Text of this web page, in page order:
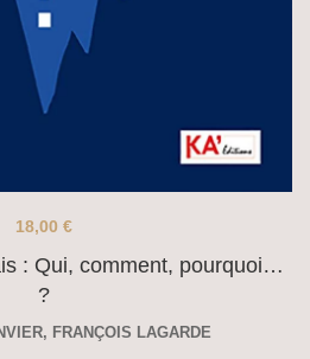
: Qui, comment, pourquoi…
?
18,00 €
, FRANÇOIS LAGARDE